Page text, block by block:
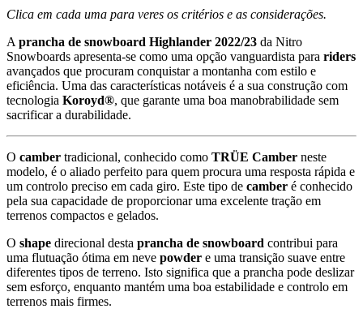
Clica em cada uma para veres os critérios e as considerações.
A prancha de snowboard Highlander 2022/23 da Nitro
Snowboards apresenta-se como uma opção vanguardista para riders
avançados que procuram conquistara montanha com estilo e
eficiência. Uma das características notáveis é a sua construção com
tecnologia Koroyd®, que garante uma boa manobrabilidade sem
sacrificara durabilidade.
O camber tradicional, conhecido como TRÜE Camber neste
modelo, é o aliado perfeito para quem procura uma resposta rápida e
um controlo preciso em cada giro. Este tipo de camber é conhecido
pela sua capacidade de proporcionaruma excelente tração em
terrenos compactos e gelados.
O shape direcional desta prancha de snowboard contribui para
uma flutuação ótima em neve powder e uma transição suave entre
diferentes tipos de terreno. Isto significa que a prancha pode deslizar
sem esforço, enquanto mantém uma boa estabilidade e controlo em
terrenos mais firmes.